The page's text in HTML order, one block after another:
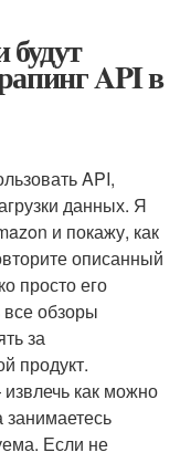
API в
API,
данных. Я
и покажу, как
описанный
просто его
обзоры
за
продукт.
как можно
Если не